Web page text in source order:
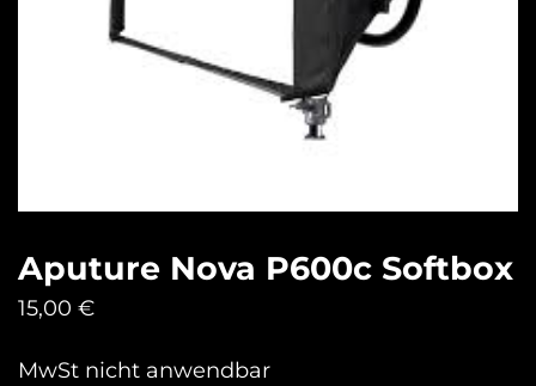
Aputure Nova P600c Softbox
15,00 €
MwSt nicht anwendbar